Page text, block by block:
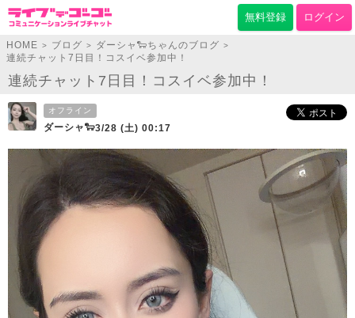
無料登録 ログイン
HOME > ブログ > ダーシャ🐑ちゃんのブログ >
連続チャット7日目！コスイベ参加中！
連続チャット7日目！コスイベ参加中！
オフライン
ダーシャ🐑3/28 (土) 00:17